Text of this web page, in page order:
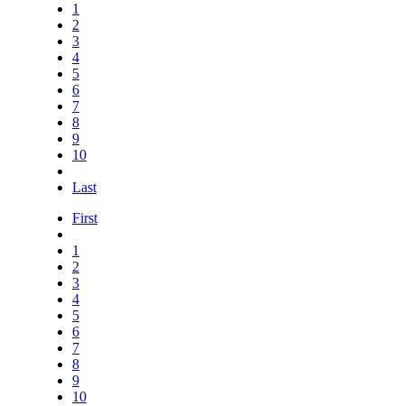
1
2
3
4
5
6
7
8
9
10
Last
First
1
2
3
4
5
6
7
8
9
10